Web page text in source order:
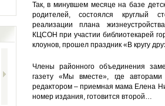
Так, в минувшем месяце на базе
родителей, состоялся круглый
реализации плана
КЦСОН при участии библиотекарей
клоунов, прошел праздник «В кругу
Члены районного объединения
газету «Мы вместе», где
редактором – приемная мама Елена
номер издания, готовится второй…